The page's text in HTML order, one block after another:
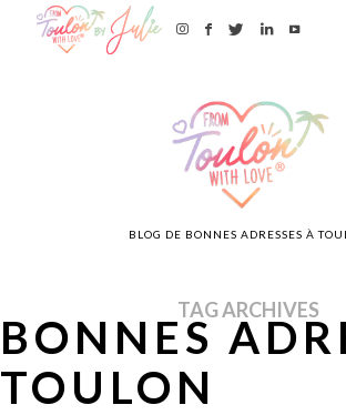
BLOG DE BONNES ADRESSES À
TAG ARCHIVES
BONNES
TOULON